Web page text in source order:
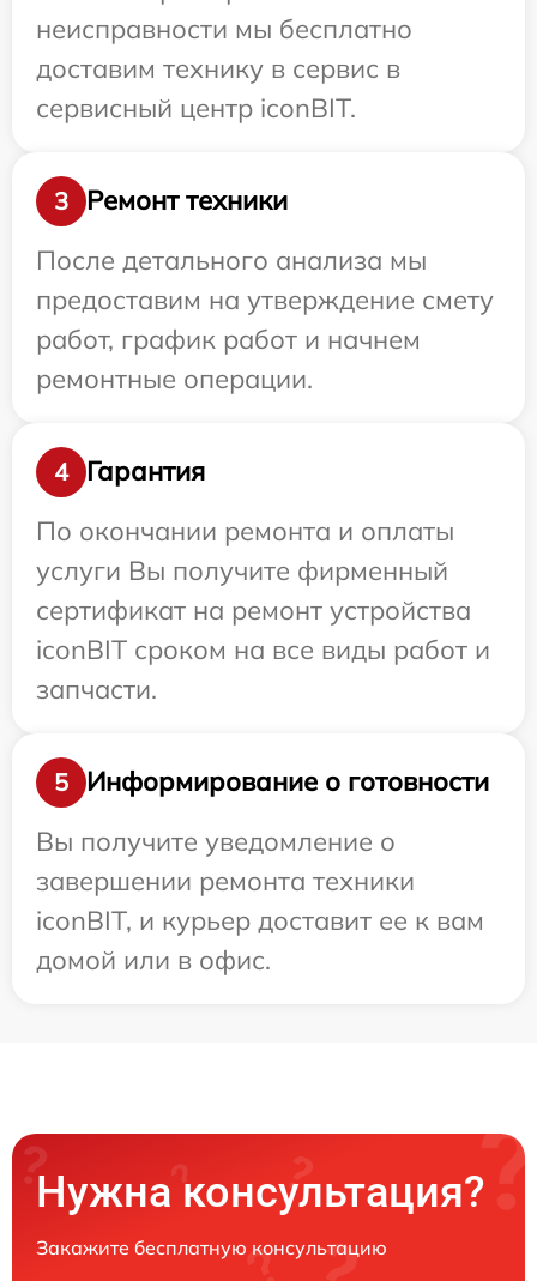
неисправности мы бесплатно
доставим технику в сервис в
сервисный центр iconBIT.
3
Ремонт техники
После детального анализа мы
предоставим на утверждение смету
работ, график работ и начнем
ремонтные операции.
4
Гарантия
По окончании ремонта и оплаты
услуги Вы получите фирменный
сертификат на ремонт устройства
iconBIT сроком на все виды работ и
запчасти.
5
Информирование о готовности
Вы получите уведомление о
завершении ремонта техники
iconBIT, и курьер доставит ее к вам
домой или в офис.
Нужна консультация?
Закажите бесплатную консультацию